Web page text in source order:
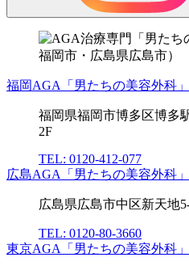
福岡AGA「男たちの美容外科
福岡県福岡市博多区博多
2F
TEL: 0120-412-077
広島AGA「男たちの美容外科
広島県広島市中区新天地
TEL: 0120-80-3660
東京AGA「男たちの美容外科